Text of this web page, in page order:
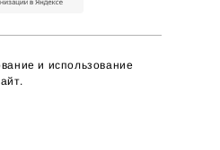
и использование